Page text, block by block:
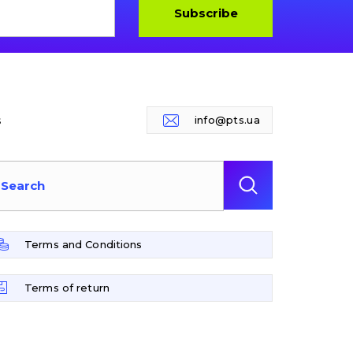
Subscribe
info@pts.ua
Terms and Conditions
Terms of return